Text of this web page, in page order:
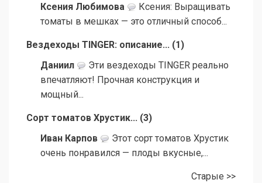
Ксения Любимова
Ксения: Выращивать
томаты в мешках — это отличный способ...
Вездеходы TINGER: описание... (1)
Даниил
Эти вездеходы TINGER реально
впечатляют! Прочная конструкция и
мощный...
Сорт томатов Хрустик... (3)
Иван Карпов
Этот сорт томатов Хрустик
очень понравился — плоды вкусные,...
Старые >>